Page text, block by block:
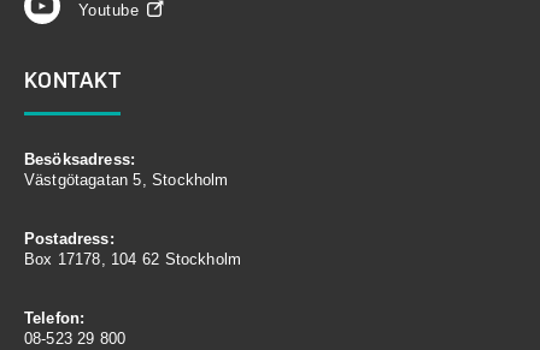
Youtube
KONTAKT
Besöksadress:
Västgötagatan 5, Stockholm
Postadress:
Box 17178, 104 62 Stockholm
Telefon:
08-523 29 800